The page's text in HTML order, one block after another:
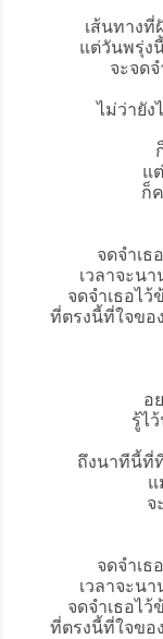
เส้นทางที่
แต่วันพรุ่ง
จะจด
ไม่ว่ายัง
แ
ก็
จดจำเธ
เวลาจะน
จดจำเธอไว้
ที่ตรงนี้ที่ใจขอ
อ
รู้ไ
ถึงนาทีนี้ที่
แ
จ
จดจำเธ
เวลาจะน
จดจำเธอไว้
ที่ตรงนี้ที่ใจขอ